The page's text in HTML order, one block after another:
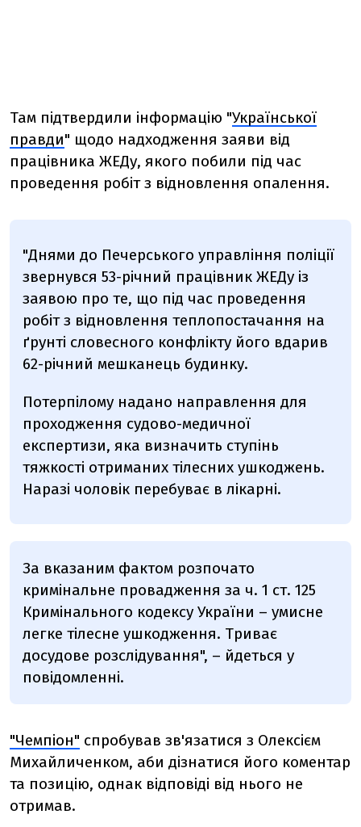
Там підтвердили інформацію "Української
правди" щодо надходження заяви від
працівника ЖЕДу, якого побили під час
проведення робіт з відновлення опалення.
"Днями до Печерського управління поліції
звернувся 53-річний працівник ЖЕДу із
заявою про те, що під час проведення
робіт з відновлення теплопостачання на
ґрунті словесного конфлікту його вдарив
62-річний мешканець будинку.
Потерпілому надано направлення для
проходження судово-медичної
експертизи, яка визначить ступінь
тяжкості отриманих тілесних ушкоджень.
Наразі чоловік перебуває в лікарні.
За вказаним фактом розпочато
кримінальне провадження за ч. 1 ст. 125
Кримінального кодексу України – умисне
легке тілесне ушкодження. Триває
досудове розслідування", – йдеться у
повідомленні.
"Чемпіон" спробував зв'язатися з Олексієм
Михайличенком, аби дізнатися його коментар
та позицію, однак відповіді від нього не
отримав.